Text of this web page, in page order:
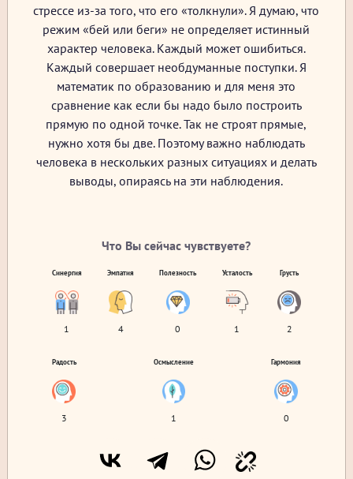
стрессе из-за того, что его «толкнули». Я думаю, что
режим «бей или беги» не определяет истинный
характер человека. Каждый может ошибиться.
Каждый совершает необдуманные поступки. Я
математик по образованию и для меня это
сравнение как если бы надо было построить
прямую по одной точке. Так не строят прямые,
нужно хотя бы две. Поэтому важно наблюдать
человека в нескольких разных ситуациях и делать
выводы, опираясь на эти наблюдения.
Что Вы сейчас чувствуете?
Синергия
1
Эмпатия
4
Полезность
0
Усталость
1
Грусть
2
Радость
3
Осмысление
1
Гармония
0